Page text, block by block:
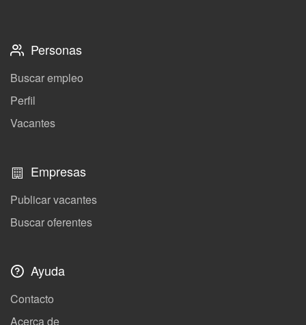
Personas
Buscar empleo
Perfil
Vacantes
Empresas
Publicar vacantes
Buscar oferentes
Ayuda
Contacto
Acerca de